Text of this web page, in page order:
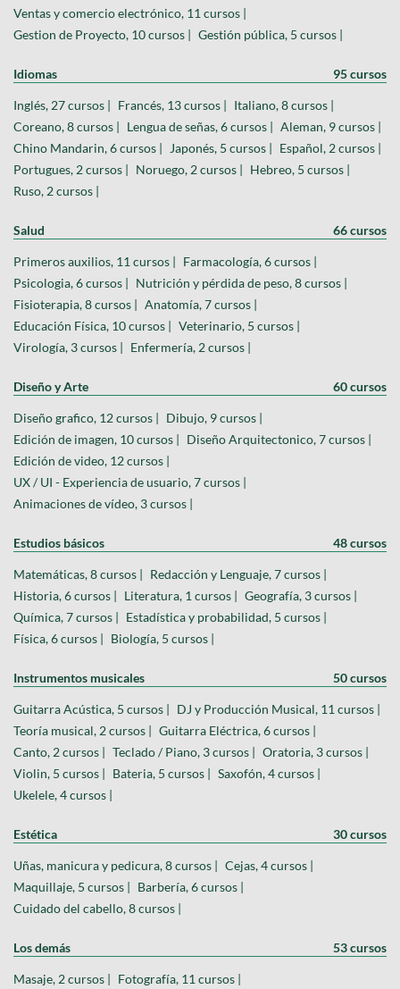
Ventas y comercio electrónico, 11 cursos |
Gestion de Proyecto, 10 cursos | Gestión pública, 5 cursos |
Idiomas 95 cursos
Inglés, 27 cursos | Francés, 13 cursos | Italiano, 8 cursos |
Coreano, 8 cursos | Lengua de señas, 6 cursos | Aleman, 9 cursos |
Chino Mandarin, 6 cursos |
Japonés, 5 cursos | Español, 2 cursos |
Portugues, 2 cursos | Noruego, 2 cursos | Hebreo, 5 cursos |
Ruso, 2 cursos |
Salud 66 cursos
Primeros auxilios, 11 cursos | Farmacología, 6 cursos |
Psicologia, 6 cursos | Nutrición y pérdida de peso, 8 cursos |
Fisioterapia, 8 cursos | Anatomía, 7 cursos |
Educación Física, 10 cursos | Veterinario, 5 cursos |
Virología, 3 cursos | Enfermería, 2 cursos |
Diseño y Arte 60 cursos
Diseño grafico, 12 cursos | Dibujo, 9 cursos |
Edición de imagen, 10 cursos | Diseño Arquitectonico, 7 cursos |
Edición de video, 12 cursos |
UX / UI - Experiencia de usuario, 7 cursos |
Animaciones de vídeo, 3 cursos |
Estudios básicos 48 cursos
Matemáticas, 8 cursos | Redacción y Lenguaje, 7 cursos |
Historia, 6 cursos | Literatura, 1 cursos | Geografía, 3 cursos |
Química, 7 cursos | Estadística y probabilidad, 5 cursos |
Física, 6 cursos | Biología, 5 cursos |
Instrumentos musicales 50 cursos
Guitarra Acústica, 5 cursos | DJ y Producción Musical, 11 cursos |
Teoría musical, 2 cursos | Guitarra Eléctrica, 6 cursos |
Canto, 2 cursos | Teclado / Piano, 3 cursos | Oratoria, 3 cursos |
Violin, 5 cursos | Bateria, 5 cursos | Saxofón, 4 cursos |
Ukelele, 4 cursos |
Estética 30 cursos
Uñas, manicura y pedicura, 8 cursos | Cejas, 4 cursos |
Maquillaje, 5 cursos | Barbería, 6 cursos |
Cuidado del cabello, 8 cursos |
Los demás 53 cursos
Masaje, 2 cursos | Fotografía, 11 cursos |